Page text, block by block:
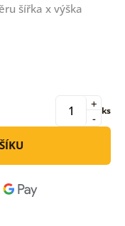
šířka x výška
-
+ ks